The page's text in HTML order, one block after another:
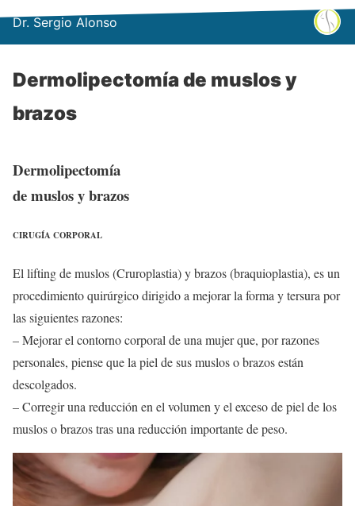
Dr. Sergio Alonso
Dermolipectomía de muslos y
brazos
Dermolipectomía
de muslos y brazos
CIRUGÍA CORPORAL
El lifting de muslos (Cruroplastia) y brazos (braquioplastia), es un
procedimiento quirúrgico dirigido a mejorar la forma y tersura por
las siguientes razones:
– Mejorar el contorno corporal de una mujer que, por razones
personales, piense que la piel de sus muslos o brazos están
descolgados.
– Corregir una reducción en el volumen y el exceso de piel de los
muslos o brazos tras una reducción importante de peso.